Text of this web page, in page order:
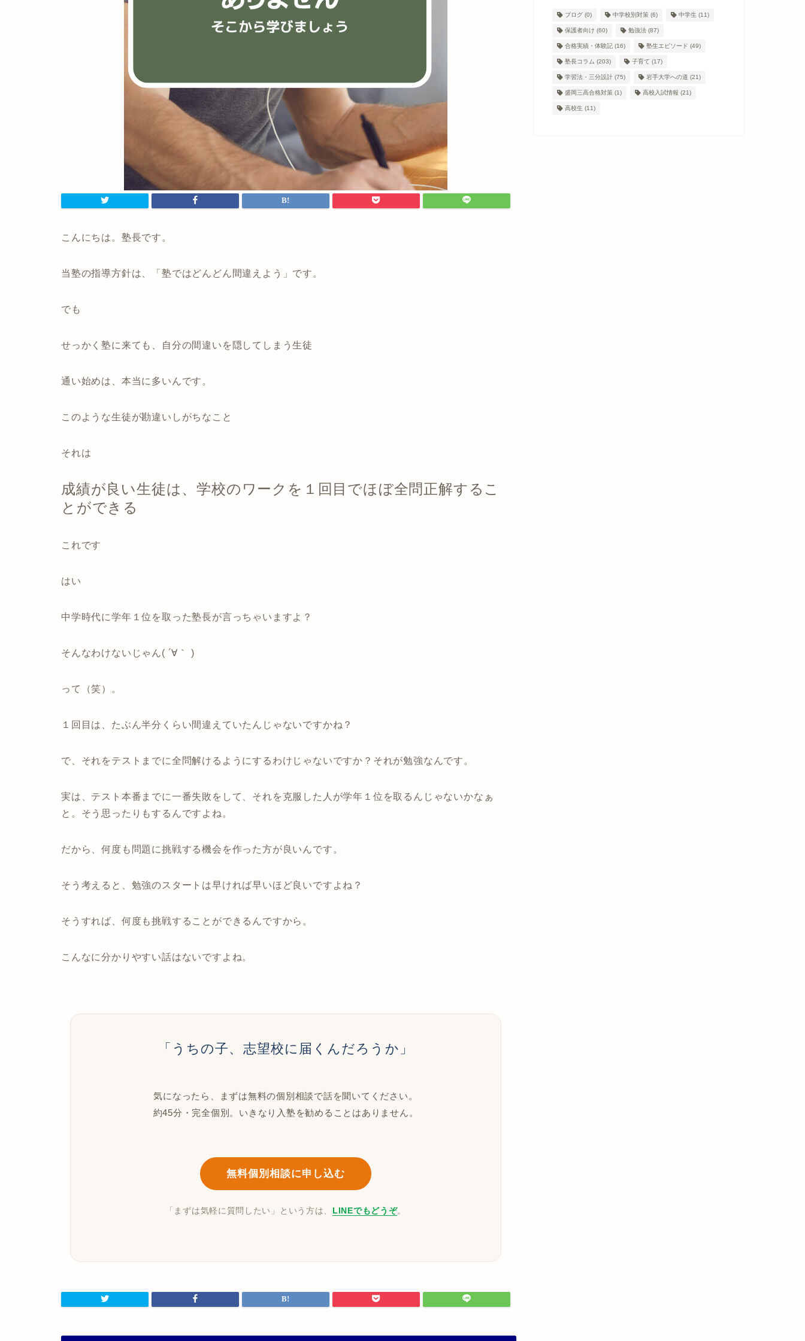
こんにちは。塾長です。
当塾の指導方針は、「塾ではどんどん間違えよう」です。
でも
せっかく塾に来ても、自分の間違いを隠してしまう生徒
通い始めは、本当に多いんです。
このような生徒が勘違いしがちなこと
それは
成績が良い生徒は、学校のワークを１回目でほぼ全問正解するこ
とができる
これです
はい
中学時代に学年１位を取った塾長が言っちゃいますよ？
そんなわけないじゃん( ´∀｀ )
って（笑）。
１回目は、たぶん半分くらい間違えていたんじゃないですかね？
で、それをテストまでに全問解けるようにするわけじゃないですか？それが勉強なんです。
実は、テスト本番までに一番失敗をして、それを克服した人が学年１位を取るんじゃないかなぁ
と。そう思ったりもするんですよね。
だから、何度も問題に挑戦する機会を作った方が良いんです。
そう考えると、勉強のスタートは早ければ早いほど良いですよね？
そうすれば、何度も挑戦することができるんですから。
こんなに分かりやすい話はないですよね。
「うちの子、志望校に届くんだろうか」
気になったら、まずは無料の個別相談で話を聞いてください。
約45分・完全個別。いきなり入塾を勧めることはありません。
無料個別相談に申し込む
「まずは気軽に質問したい」という方は、 LINEでもどうぞ。
ブログ(0) 中学校別対策 (6) 中学生 (11)
保護者向け (60) 勉強法(87)
合格実績・体験記(16) 塾生エピソード (49)
塾長コラム (203) 子育て (17)
学習法・三分設計(75) 岩手大学への道 (21)
盛岡三高合格対策 (1) 高校入試情報 (21)
高校生 (11)